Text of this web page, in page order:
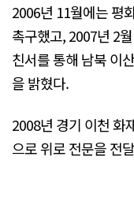
2006년 11월에는 평
촉구했고, 2007년 2
친서를 통해 남북 이
을 밝혔다.
2008년 경기 이천 화
으로 위로 전문을 전